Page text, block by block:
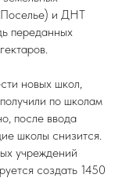
Поселье) и ДНТ
переданных
новых школ,
по школам
после ввода
школы снизится.
учреждений
создать 1450